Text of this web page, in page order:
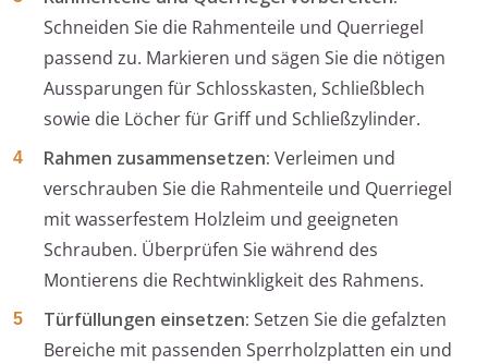
Schneiden Sie die Rahmenteile und Querriegel
passend zu. Markieren und sägen Sie die nötigen
Aussparungen für Schlosskasten, Schließblech
sowie die Löcher für Griff und Schließzylinder.
Rahmen zusammensetzen: Verleimen und
verschrauben Sie die Rahmenteile und Querriegel
mit wasserfestem Holzleim und geeigneten
Schrauben. Überprüfen Sie während des
Montierens die Rechtwinkligkeit des Rahmens.
Türfüllungen einsetzen: Setzen Sie die gefalzten
Bereiche mit passenden Sperrholzplatten ein und